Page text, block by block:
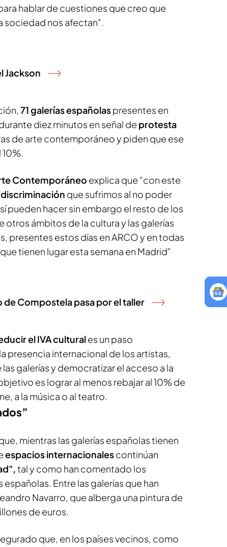
hablar de cuestiones que creo que
sociedad nos afectan".
Jackson
71 galerías españolaspresentes en
diez minutos en señal de protesta
de arte contemporáneo y piden que ese
Contemporáneo explica que "con este
discriminación que sufrimos al no poder
pueden hacer sin embargo el resto de los
ámbitos de la cultura y las galerías
presentes estos días en ARCO y en todas
tienen lugar esta semana en Madrid"
Compostela pasa por el taller
el IVA culturales un paso
presencia internacional de los artistas,
galerías y democratizar el acceso a la
es lograr al menos rebajar al 10% de
a la música o al teatro.
mientras las galerías españolas tienen
espacios internacionalescontinúan
tal y como han comentado los
Entre las galerías que han
Navarro, que alberga una pintura de
de euros.
que, en los países vecinos, como